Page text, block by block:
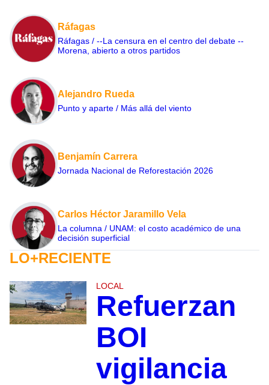
Ráfagas
Ráfagas / --La censura en el centro del debate --
Morena, abierto a otros partidos
Alejandro Rueda
Punto y aparte / Más allá del viento
Benjamín Carrera
Jornada Nacional de Reforestación 2026
Carlos Héctor Jaramillo Vela
La columna / UNAM: el costo académico de una
decisión superficial
LO+RECIENTE
LOCAL
Refuerzan
BOI
vigilancia